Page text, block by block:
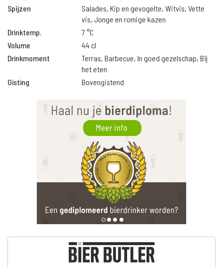
Spijzen
Salades, Kip en gevogelte, Witvis, Vette
vis, Jonge en romige kazen
Drinktemp.
7 °C
Volume
44 cl
Drinkmoment
Terras, Barbecue, In goed gezelschap, Bij
het eten
Gisting
Bovengistend